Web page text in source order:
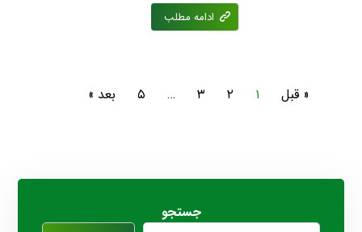
ادامه مطلب
« قبل ۱ ۲ ۳ … ۵ بعد »
جستجو